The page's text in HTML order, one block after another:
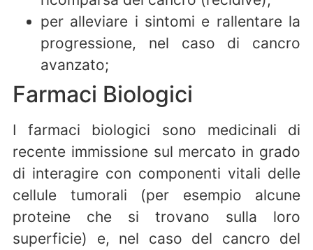
per alleviare i sintomi e rallentare la
progressione, nel caso di cancro
avanzato;
Farmaci Biologici
I farmaci biologici sono medicinali di
recente immissione sul mercato in grado
di interagire con componenti vitali delle
cellule tumorali (per esempio alcune
proteine che si trovano sulla loro
superficie) e, nel caso del cancro del